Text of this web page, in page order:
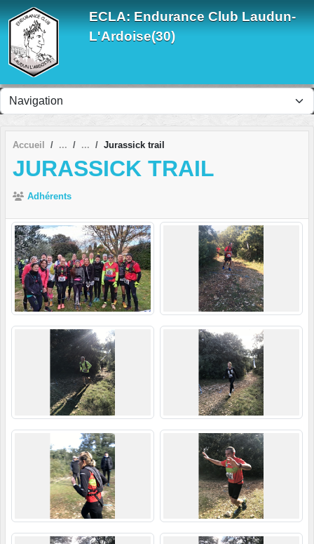
ECLA: Endurance Club Laudun-
L'Ardoise(30)
Accueil Jurassick trail
JURASSICK TRAIL
Adhérents
Panneau de gestion des cookies